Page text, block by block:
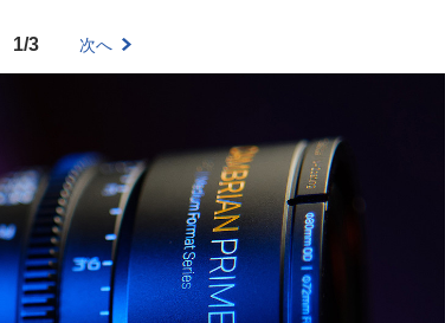
1/3 次へ